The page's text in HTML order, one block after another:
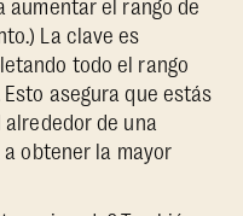
el rango de
La clave es
todo el rango
asegura que estás
de una
obtener la mayor